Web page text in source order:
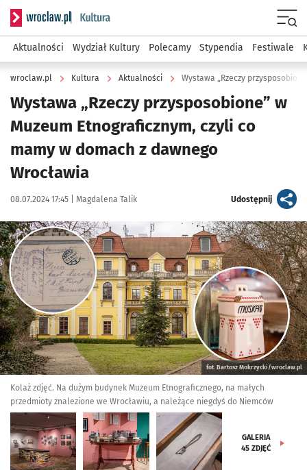
Serwis informacyjny wroclaw.pl podserwis: Kultura
Aktualności Wydział Kultury Polecamy Stypendia Festiwale
wroclaw.pl Kultura Aktualności Wystawa „Rzeczy
Wystawa „Rzeczy przysposobione” w
Muzeum Etnograficznym, czyli co
mamy w domach z dawnego
Wrocławia
Data publikacji:
08.07.2024 17:45 | Autor:
Magdalena Talik Udostępnijartykuł
Kliknij, aby zobaczyć galerię
fot. Bartosz Mokrzycki/wroclaw.pl
Kolaż zdjęć. Na dużym budynek Muzeum Etnograficznego, na małych
przedmioty znalezione we Wrocławiu, a należące niegdyś do Niemców
GALERIA
45 ZDJĘĆ